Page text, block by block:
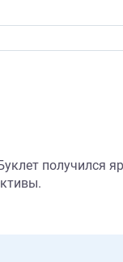
получился